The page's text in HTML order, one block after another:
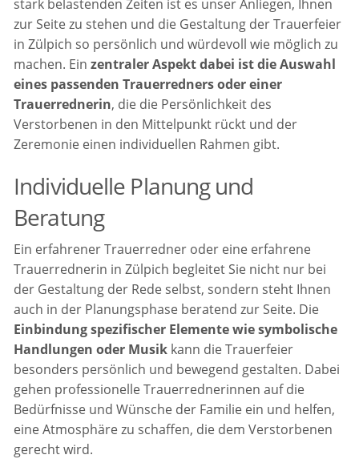
stark belastenden Zeiten ist es unser Anliegen, Ihnen
zur Seite zu stehen und die Gestaltung der Trauerfeier
in Zülpich so persönlich und würdevoll wie möglich zu
machen. Einzentraler Aspekt dabei ist die Auswahl
eines passenden Trauerredners oder einer
Trauerrednerin, die die Persönlichkeit des
Verstorbenen in den Mittelpunkt rückt und der
Zeremonie einen individuellen Rahmen gibt.
Individuelle Planung und
Beratung
Ein erfahrener Trauerredner oder eine erfahrene
Trauerrednerin in Zülpich begleitet Sie nicht nur bei
der Gestaltung der Rede selbst, sondern steht Ihnen
auch in der Planungsphase beratend zur Seite. Die
Einbindung spezifischer Elemente wie symbolische
Handlungen oder Musik kann die Trauerfeier
besonders persönlich und bewegend gestalten. Dabei
gehen professionelle Trauerrednerinnen auf die
Bedürfnisse und Wünsche der Familie ein und helfen,
eine Atmosphäre zu schaffen, die dem Verstorbenen
gerecht wird.